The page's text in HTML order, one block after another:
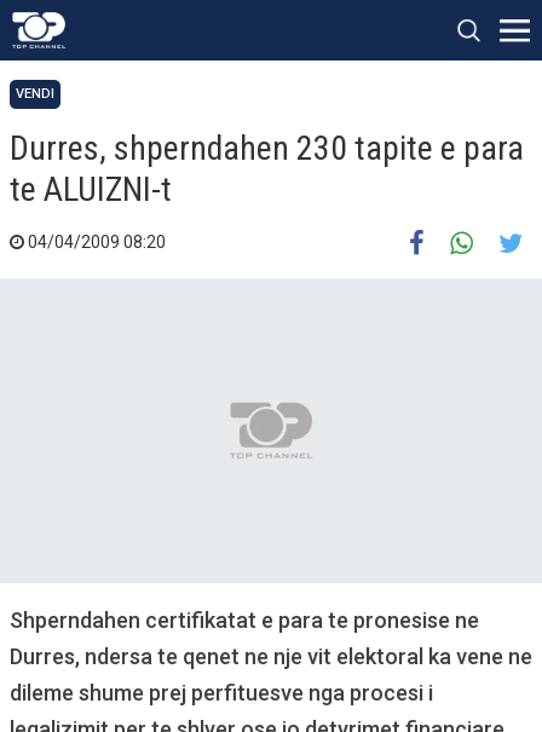
VENDI
Durres, shperndahen 230 tapite e para
te ALUIZNI-t
04/04/2009 08:20
Shperndahen certifikatat e para te pronesise ne
Durres, ndersa te qenet ne nje vit elektoral ka vene ne
dileme shume prej perfituesve nga procesi i